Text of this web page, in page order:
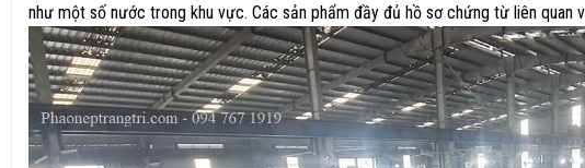
như một số nước trong khu vực. Các sản phẩm đầy đủ hồ sơ chứng từ liên